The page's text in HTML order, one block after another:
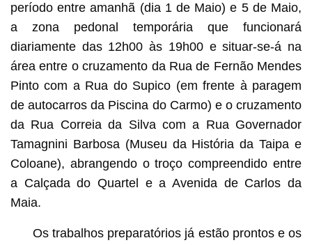
período entre amanhã (dia 1 de Maio) e 5 de Maio,
a zona pedonal temporária que funcionará
diariamente das 12h00 às 19h00 e situar-se-á na
área entre o cruzamento da Rua de Fernão Mendes
Pinto com a Rua do Supico (em frente à paragem
de autocarros da Piscina do Carmo) e o cruzamento
da Rua Correia da Silva com a Rua Governador
Tamagnini Barbosa (Museu da História da Taipa e
Coloane), abrangendo o troço compreendido entre
a Calçada do Quartel e a Avenida de Carlos da
Maia.
Os trabalhos preparatórios já estão prontos e os